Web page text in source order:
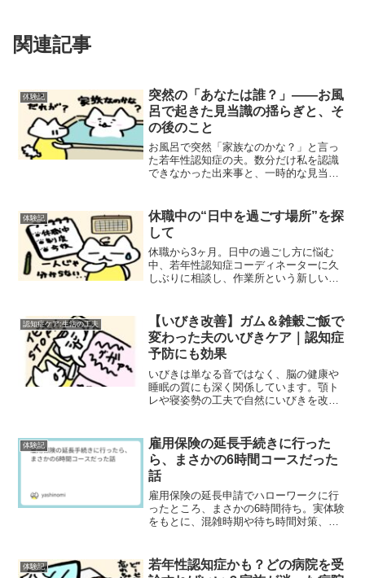
関連記事
体験記
突然の「あなたは誰？」——お風
呂で起きた見当識の揺らぎと、そ
の後のこと
お風呂で突然「家族なのかな？」と言っ
た若年性認知症の夫。数分だけ私を認識
できなかった出来事と、一時的な見当識
た。
体験記
休職中の“日中を過ごす場所”を探
して
休職から3ヶ月。日中の過ごし方に悩む
中、若年性認知症コーディネーターに久
しぶりに相談し、作業所という新しい選
探していく体験記です。
認知症ケア:生活の工夫
【いびき改善】ガム＆雑穀ご飯で
変わった夫のいびきケア｜認知症
予防にも効果
いびきは単なる音ではなく、脳の健康や
睡眠の質にも深く関係しています。顎ト
レや寝姿勢の工夫で自然にいびきを改善
体験記
雇用保険の延長手続きに行った
ら、まさかの6時間コースだった
話
雇用保険の延長申請でハローワークに行
ったところ、まさかの6時間待ち。実体験
をもとに、混雑時期や待ち時間対策、駐
体験記
若年性認知症かも？どの病院を受